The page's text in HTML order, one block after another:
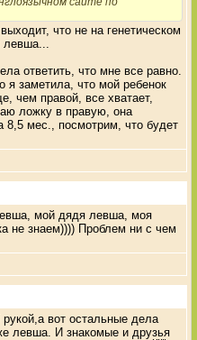
что не на генетическом
ответить, что мне все равно.
заметила, что мой ребенок
чем правой, все хватает,
ложку в правую, она
8,5 мес., посмотрим, что будет
мой дядя левша, моя
не знаем)))) Проблем ни с чем
вот остальные дела
левша. И знакомые и друзья